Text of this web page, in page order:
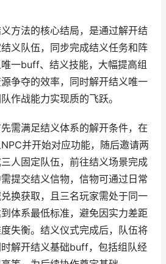
方法的核心结局，是通过解开结
义队伍，同步完成结义任务和阵
一buff、结义技能，大幅提高组
争夺的效率，同时解开结义唯一
作战能力实现质的飞跃。
需满足结义体系的解开条件，在
并开始对应功能，随后邀请两
人固定队伍，前往结义场景完成
提交结义信物，信物可通过日常
换获取，且三名玩家需处于同一
体系最低标准，避免因实力差距
失衡。结义仪式完成后，队伍将
解开结义基础buff，包括组队经